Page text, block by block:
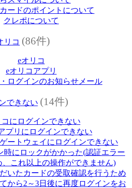
ードのポイントについて
クレポについて
リコ (86件)
eオリコ
eオリコアプリ
ログインのお知らせメール
できない (14件)
コにログインできない
プリにログインできない
ートウェイにログインできない
時にロックがかかった(認証エラー
、これ以上の操作ができません)
いたカードの受取確認を行うため
から2～3日後に再度ログインをお